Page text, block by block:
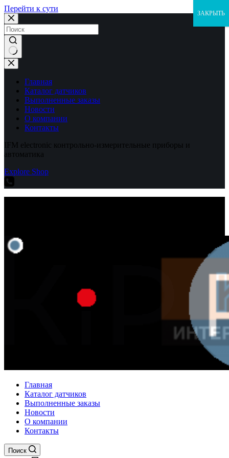
Перейти к сути
Ничего
не
найденоГлавная
Каталог датчиков
Выполненные заказы
Новости
О компании
Контакты
IFM electronic контрольно-измерительные приборы и
автоматика
Explore Shop
Главная
Каталог датчиков
Выполненные заказы
Новости
О компании
Контакты
Поиск
ЗАКРЫТЬ